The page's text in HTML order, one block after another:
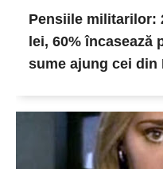
Pensiile militarilor:
lei, 60% încasează
sume ajung cei din